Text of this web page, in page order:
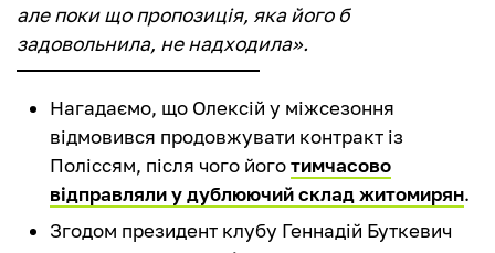
але поки що пропозиція, яка його б
задовольнила, не надходила».
Нагадаємо, що Олексій у міжсезоння
відмовився продовжувати контракт із
Поліссям, після чого йоготимчасово
відправляли у дублюючий склад житомирян.
Згодом президент клубу Геннадій Буткевич